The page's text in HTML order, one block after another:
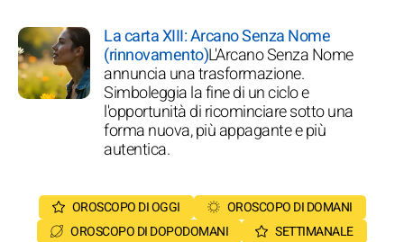
La carta XIII: Arcano Senza Nome
(rinnovamento)L'Arcano Senza Nome
annuncia una trasformazione.
Simboleggia la fine di un ciclo e
l'opportunità di ricominciare sotto una
forma nuova, più appagante e più
autentica.
OROSCOPO DI OGGI
OROSCOPO DI DOMANI
OROSCOPO DI DOPODOMANI
SETTIMANALE